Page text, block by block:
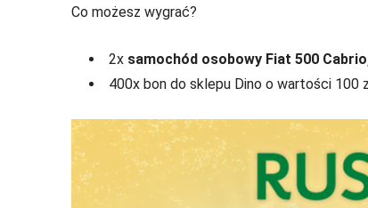
Co możesz wygrać?
2x samochód osobowy Fiat 500
400x bon do sklepu Dino o wartości 100